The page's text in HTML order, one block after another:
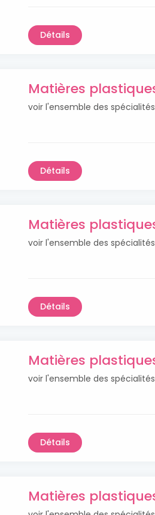
Détails
Matières
voir l'ensemble des
Détails
Matières
voir l'ensemble des
Détails
Matières
voir l'ensemble des
Détails
Matières